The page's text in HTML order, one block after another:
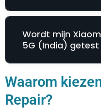
Wordt mijn
5G (India)
Waarom
Repair?